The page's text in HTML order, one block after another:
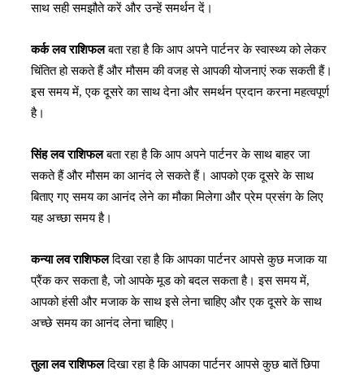
साथ सही समझौते करें और उन्हें समर्थन दें।
कर्क लव राशिफलबता रहा है कि आप अपने पार्टनर के स्वास्थ्य को लेकर
चिंतित हो सकते हैं और मौसम की वजह से आपकी योजनाएं रुक सकती हैं।
इस समय में, एक दूसरे का साथ देना और समर्थन प्रदान करना महत्वपूर्ण
है।
सिंह लव राशिफलबता रहा है कि आप अपने पार्टनर के साथ बाहर जा
सकते हैं और मौसम का आनंद ले सकते हैं। आपको एक दूसरे के साथ
बिताए गए समय का आनंद लेने का मौका मिलेगा और प्रेम प्रसंग के लिए
यह अच्छा समय है।
कन्या लव राशिफलदिखा रहा है कि आपका पार्टनर आपसे कुछ मजाक या
प्रैंक कर सकता है, जो आपके मूड को बदल सकता है। इस समय में,
आपको हंसी और मजाक के साथ इसे लेना चाहिए और एक दूसरे के साथ
अच्छे समय का आनंद लेना चाहिए।
तुला लव राशिफलदिखा रहा है कि आपका पार्टनर आपसे कुछ बातें छिपा